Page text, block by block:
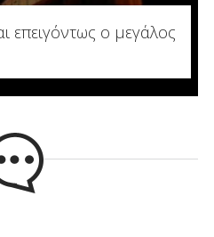
επειγόντως ο μεγάλος